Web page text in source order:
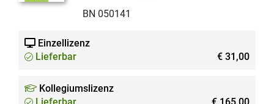
BN 050141
Einzellizenz
Lieferbar
€ 31,00
Kollegiumslizenz